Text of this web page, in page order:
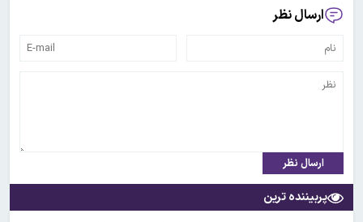
ارسال نظر
ارسال نظر
پربیننده ترین